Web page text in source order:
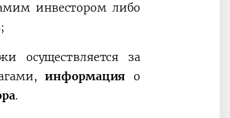
инвестором либо
осуществляется за
информация о
.